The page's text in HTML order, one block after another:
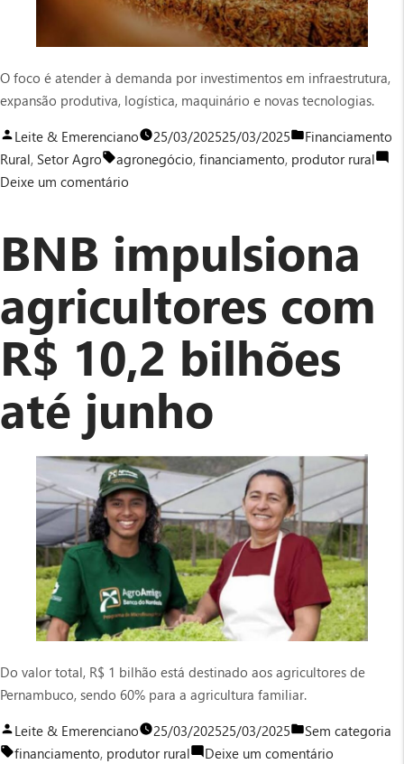
O foco é atender à demanda por investimentos em infraestrutura,
expansão produtiva, logística, maquinário e novas tecnologias.
Publicado
por
Leite & Emerenciano 25/03/202525/03/2025
Publicado
em
Financiamento
Rural, Setor Agro Tags:
agronegócio, financiamento, produtor rural
Deixe um comentário
crédito
para
agricultores
da
região
BNB impulsiona
agricultores com
R$ 10,2 bilhões
até junho
Do valor total, R$ 1 bilhão está destinado aos agricultores de
Pernambuco, sendo 60% para a agricultura familiar.
Publicado
por
Leite & Emerenciano 25/03/202525/03/2025
Publicado
em
Sem categoria
Tags:
financiamento, produtor rural Deixe um comentário